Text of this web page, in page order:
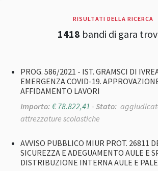
RISULTATI DELLA RICERCA
1418 bandi di gara
PROG. 586/2021 - IST. GRAMSCI DI
EMERGENZA COVID-19.
AFFIDAMENTO LAVORI
Importo: € 78.822,41 - Stato:
attrezzature scolastiche
AVVISO PUBBLICO MIUR PROT. 26811
SICUREZZA E ADEGUAMENTO AULE E
DISTRIBUZIONE INTERNA AULE E